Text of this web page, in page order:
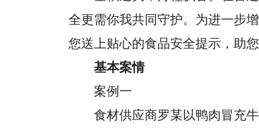
全更需你我共同守护。为进一步
您送上贴心的食品安全提示，助
基本案情
案例一
食材供应商罗某以鸭肉冒充牛